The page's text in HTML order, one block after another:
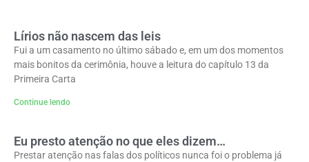
Lírios não nascem das leis
Fui a um casamento no último sábado e, em um dos momentos
mais bonitos da cerimônia, houve a leitura do capítulo 13 da
Primeira Carta
Continue lendo
Eu presto atenção no que eles dizem…
Prestar atenção nas falas dos políticos nunca foi o problema já